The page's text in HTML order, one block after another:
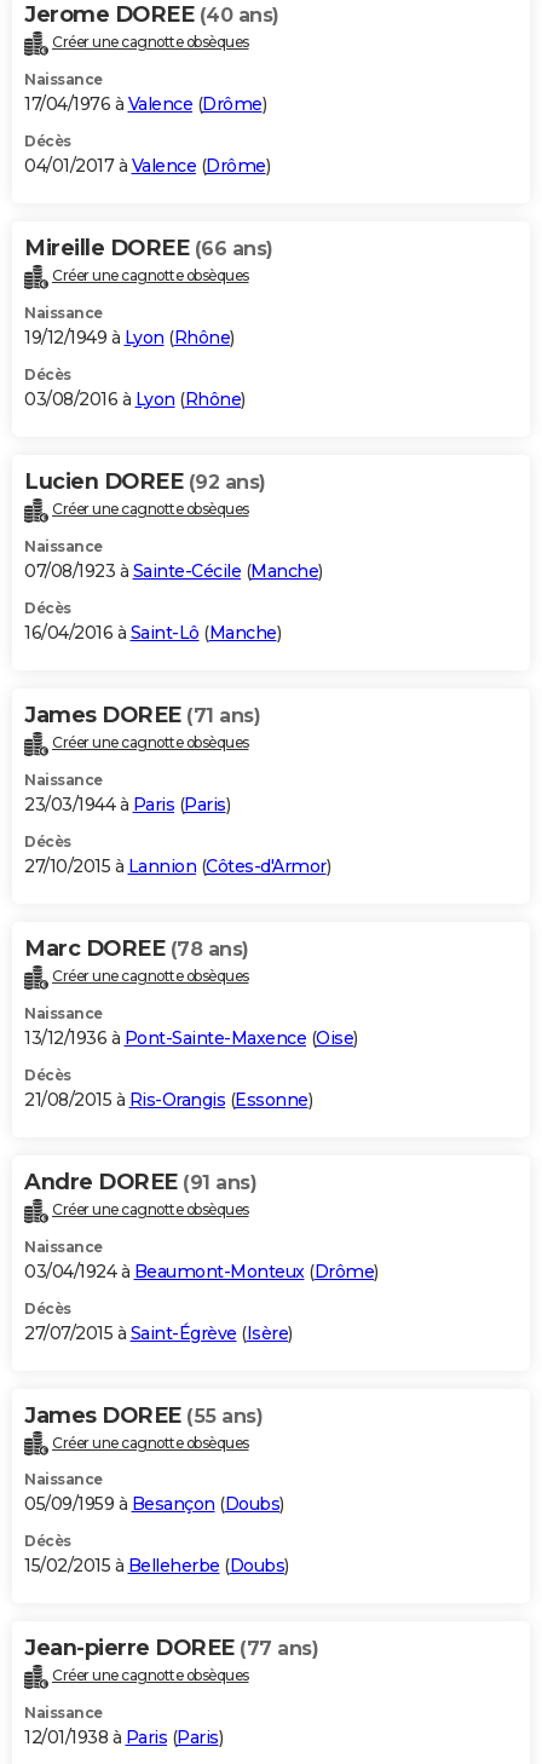
Jerome DOREE (40 ans)
Créer une cagnotte obsèques
Naissance
17/04/1976 à Valence (Drôme)
Décès
04/01/2017 à Valence (Drôme)
Mireille DOREE (66 ans)
Créer une cagnotte obsèques
Naissance
19/12/1949 à Lyon (Rhône)
Décès
03/08/2016 à Lyon (Rhône)
Lucien DOREE (92 ans)
Créer une cagnotte obsèques
Naissance
07/08/1923 à Sainte-Cécile (Manche)
Décès
16/04/2016 à Saint-Lô (Manche)
James DOREE (71 ans)
Créer une cagnotte obsèques
Naissance
23/03/1944 à Paris (Paris)
Décès
27/10/2015 à Lannion (Côtes-d'Armor)
Marc DOREE (78 ans)
Créer une cagnotte obsèques
Naissance
13/12/1936 à Pont-Sainte-Maxence (Oise)
Décès
21/08/2015 à Ris-Orangis (Essonne)
Andre DOREE (91 ans)
Créer une cagnotte obsèques
Naissance
03/04/1924 à Beaumont-Monteux (Drôme)
Décès
27/07/2015 à Saint-Égrève (Isère)
James DOREE (55 ans)
Créer une cagnotte obsèques
Naissance
05/09/1959 à Besançon (Doubs)
Décès
15/02/2015 à Belleherbe (Doubs)
Jean-pierre DOREE (77 ans)
Créer une cagnotte obsèques
Naissance
12/01/1938 à Paris (Paris)